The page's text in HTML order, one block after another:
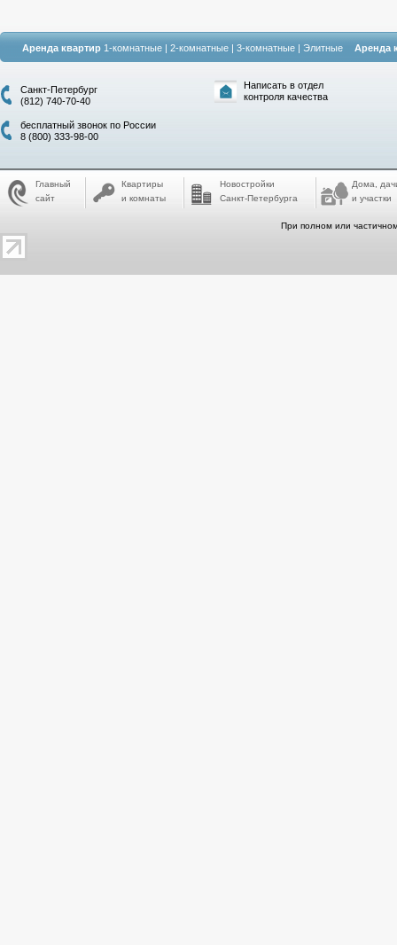
Аренда квартир 1-комнатные | 2-комнатные | 3-комнатные | Элитные Аренда
Санкт-Петербург
(812) 740-70-40
бесплатный звонок по России
8 (800) 333-98-00
Написать в отдел
контроля качества
Главный
сайт
Квартиры
и комнаты
Новостройки
Санкт-Петербурга
Дома,
и участки
При полном или